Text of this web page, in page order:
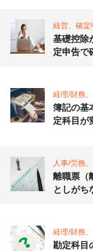
経営、確定
基礎控除
定申告で
経理/財務
簿記の基
定科目が
人事/労務
離職票（
としがち
経理/財務
勘定科目